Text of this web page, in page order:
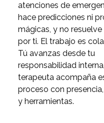
atenciones de
hace predicciones ni
mágicas, y no
por ti. El trabajo es
Tú avanzas desde tu
responsabilidad
terapeuta acompaña
proceso con
y herramientas.